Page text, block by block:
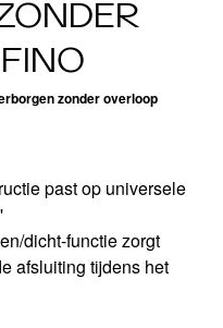
zonder overloop
past op universele
dicht-functie zorgt
afsluiting tijdens het